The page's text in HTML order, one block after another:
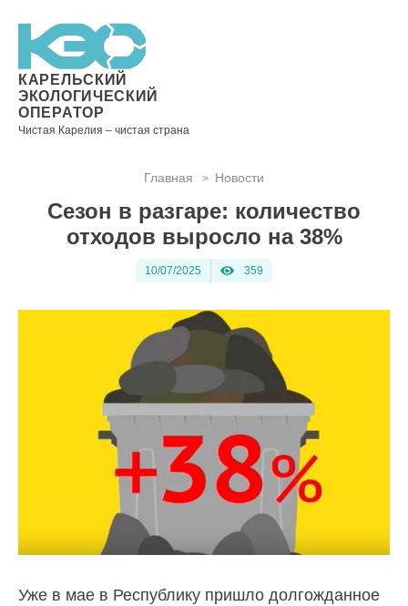
КАРЕЛЬСКИЙ
ЭКОЛОГИЧЕСКИЙ
ОПЕРАТОР
Чистая Карелия – чистая страна
о невывозе
ТКО
и ответы
операторы
диспетчера
контролю
ТКО:
заключения
договоров
оплаты
Главная > Новости
Сезон в разгаре: количество
отходов выросло на 38%
10/07/2025 359
Уже в мае в Республику пришло долгожданное